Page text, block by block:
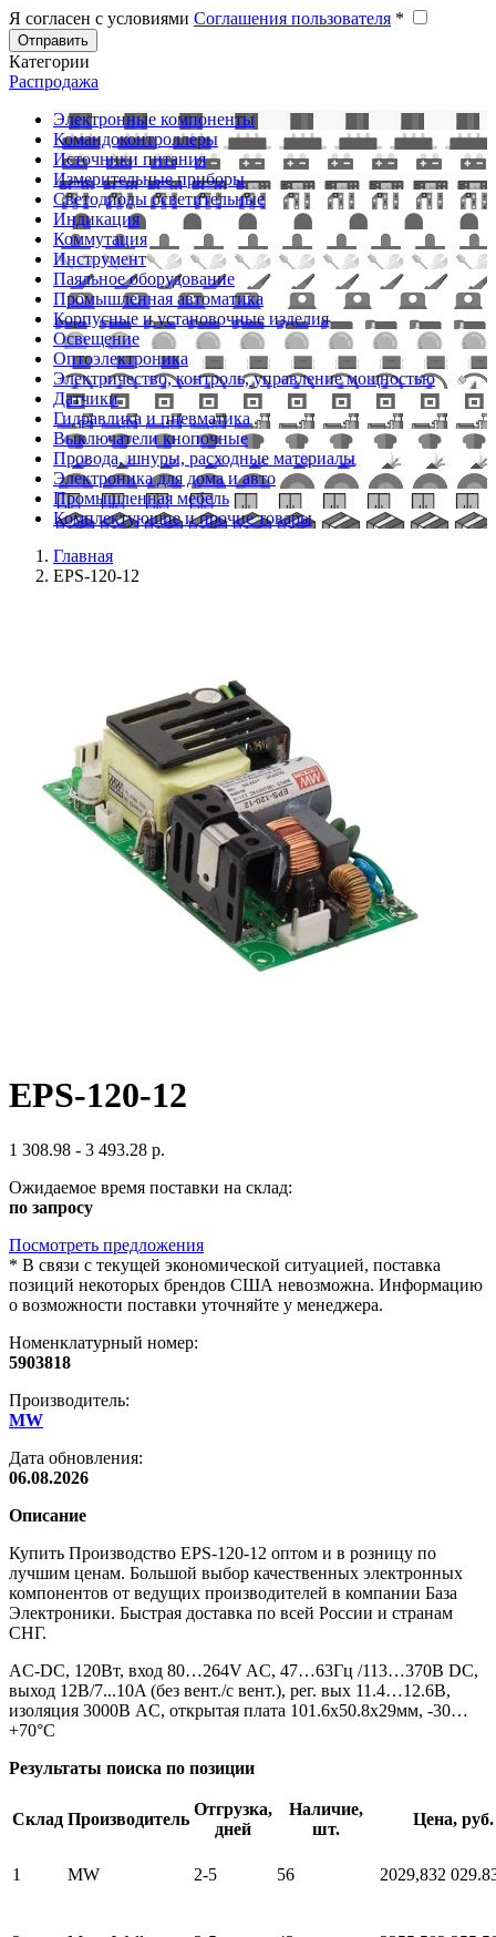
Я согласен с условиями Соглашения пользователя *
Отправить
Категории
Распродажа
Электронные компоненты
Командоконтроллеры
Источники питания
Измерительные приборы
Светодиоды осветительные
Индикация
Коммутация
Инструмент
Паяльное оборудование
Промышленная автоматика
Корпусные и установочные изделия
Освещение
Оптоэлектроника
Электричество, контроль, управление мощностью
Датчики
Гидравлика и пневматика
Выключатели кнопочные
Провода, шнуры, расходные материалы
Электроника для дома и авто
Промышленная мебель
Комплектующие и прочие товары
Главная
EPS-120-12
EPS-120-12
1 308.98 - 3 493.28 р.
Ожидаемое время поставки на склад:
по запросу
Посмотреть предложения
* В связи с текущей экономической ситуацией, поставка
позиций некоторых брендов США невозможна. Информацию
о возможности поставки уточняйте у менеджера.
Номенклатурный номер:
5903818
Производитель:
MW
Дата обновления:
06.08.2026
Описание
Купить Производство EPS-120-12 оптом и в розницу по
лучшим ценам. Большой выбор качественных электронных
компонентов от ведущих производителей в компании База
Электроники. Быстрая доставка по всей России и странам
СНГ.
AC-DC, 120Вт, вход 80…264V AC, 47…63Гц /113…370В DC,
выход 12В/7...10A (без вент./с вент.), рег. вых 11.4…12.6В,
изоляция 3000В AC, открытая плата 101.6х50.8х29мм, -30…
+70°С
Результаты поиска по позиции
Склад Производитель
Отгрузка,
дней
Наличие,
шт.
Цена, руб.
1 MW 2-5 56 2029,832